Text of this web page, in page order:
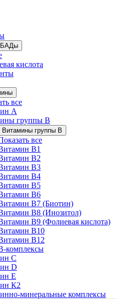
БАДы
кислота
все
A
группы B
Витамины группы B
все
B1
B2
B3
B4
B5
B6
B7 (Биотин)
B8 (Инозитол)
B9 (Фолиевая кислота)
B10
B12
комплексы
C
D
E
К2
минеральные комплексы